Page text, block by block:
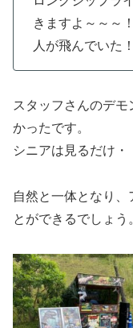
きますよ～～～
人が飛んでいた！
スタッフさんのデ
かったです。
シニアは見るだけ・
自然と一体となり、
とができるでしょう